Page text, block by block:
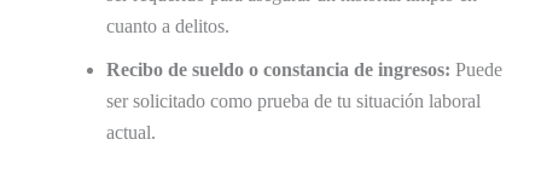
cuanto a delitos.
Recibo de sueldo o constancia de ingresos: Puede
ser solicitado como prueba de tu situación laboral
actual.